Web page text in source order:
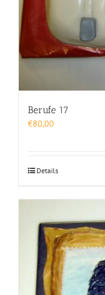
Berufe 17
€80,00
Details